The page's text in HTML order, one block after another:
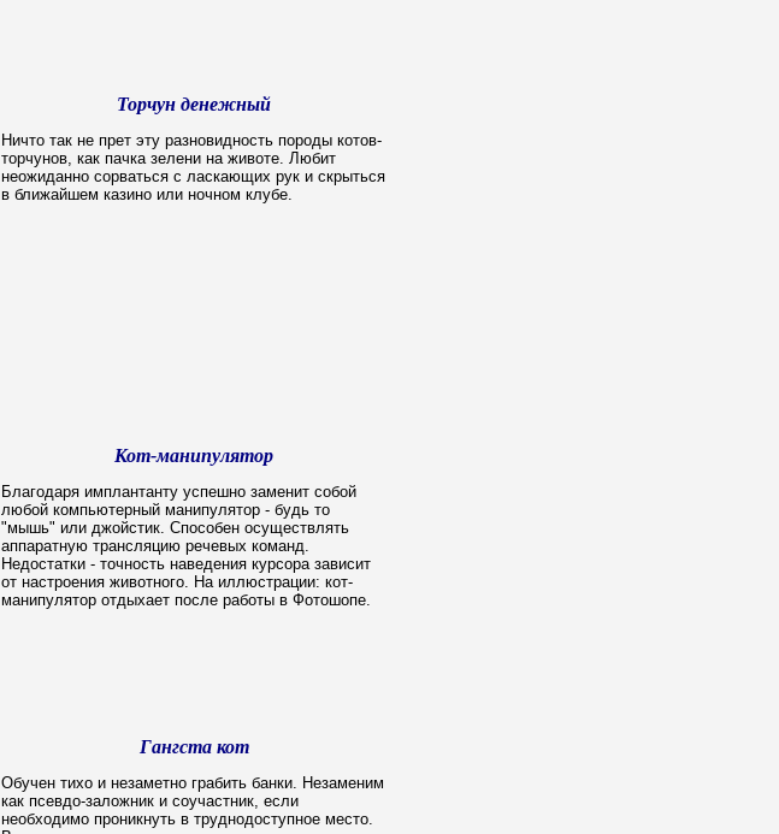
Торчун денежный
Ничто так не прет эту разновидность породы котов-
торчунов, как пачка зелени на животе. Любит
неожиданно сорваться с ласкающих рук и скрыться
в ближайшем казино или ночном клубе.
Кот-манипулятор
Благодаря имплантанту успешно заменит собой
любой компьютерный манипулятор - будь то
"мышь" или джойстик. Способен осуществлять
аппаратную трансляцию речевых команд.
Недостатки - точность наведения курсора зависит
от настроения животного. На иллюстрации: кот-
манипулятор отдыхает после работы в Фотошопе.
Гангста кот
Обучен тихо и незаметно грабить банки. Незаменим
как псевдо-заложник и соучастник, если
необходимо проникнуть в труднодоступное место.